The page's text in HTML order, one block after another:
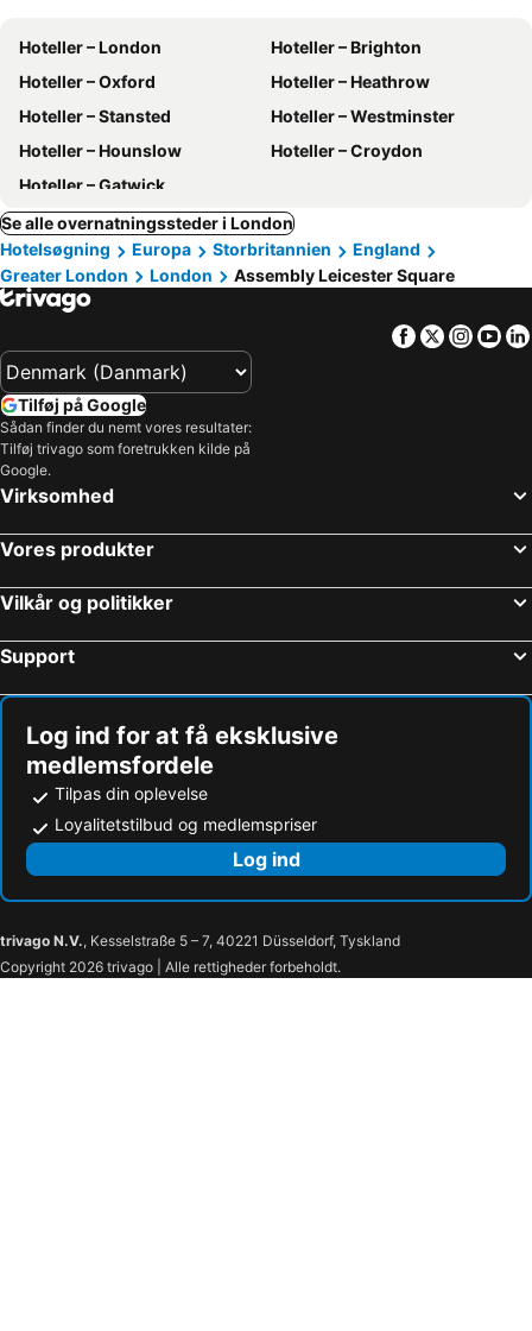
Hoteller – London
Hoteller – Brighton
Hoteller – Oxford
Hoteller – Heathrow
Hoteller – Stansted
Hoteller – Westminster
Hoteller – Hounslow
Hoteller – Croydon
Hoteller – Gatwick
Se alle overnatningssteder i London
Hotelsøgning
Europa Storbritannien
England
Greater London
London Assembly Leicester Square
Facebook
Twitter
Tilføj på Google
Sådan finder du nemt vores resultater:
Tilføj trivago som foretrukken kilde på
Google.
Virksomhed
Vores produkter
Vilkår og politikker
Support
Log ind for at få eksklusive
medlemsfordele
Tilpas din oplevelse
Loyalitetstilbud og medlemspriser
Log ind
trivago N.V., Kesselstraße 5 – 7, 40221 Düsseldorf, Tyskland
Copyright 2026 trivago | Alle rettigheder forbeholdt.